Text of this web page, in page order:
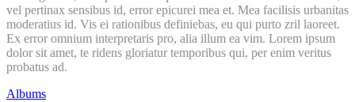
vel pertinax sensibus id, error epicurei mea et. Mea facilisis urbanitas
moderatius id. Vis ei rationibus definiebas, eu qui purto zril laoreet.
Ex error omnium interpretaris pro, alia illum ea vim. Lorem ipsum
dolor sit amet, te ridens gloriatur temporibus qui, per enim veritus
probatus ad.
Albums